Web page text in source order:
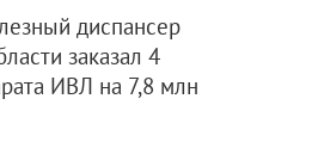
диспансер
заказал 4
ИВЛ на 7,8 млн